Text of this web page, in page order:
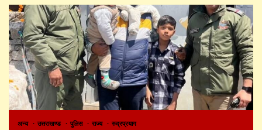
अन्य उत्तराखण्ड पुलिस राज्य रुद्रप्रयाग